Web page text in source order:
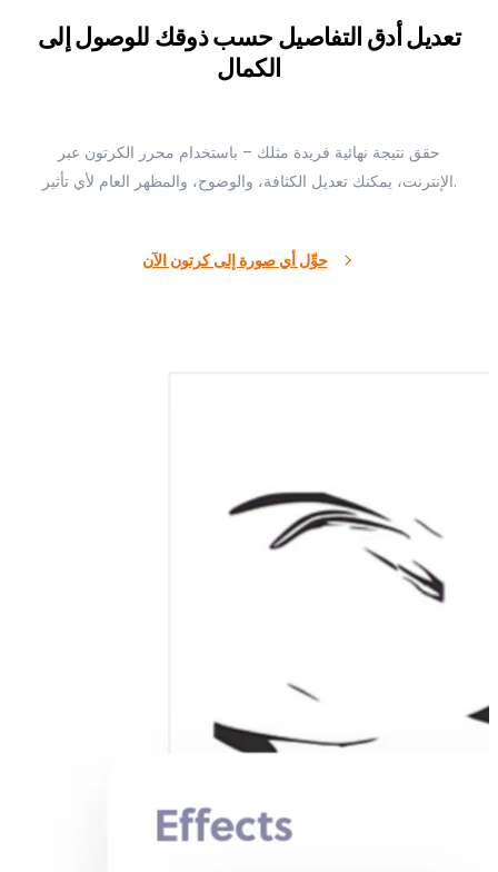
تعديل أدق التفاصيل حسب ذوقك للوصول إلى
الكمال
حقق نتيجة نهائية فريدة مثلك – باستخدام محرر الكرتون عبر
الإنترنت، يمكنك تعديل الكثافة، والوضوح، والمظهر العام لأي تأثير.
حوِّل أي صورة إلى كرتون الآن